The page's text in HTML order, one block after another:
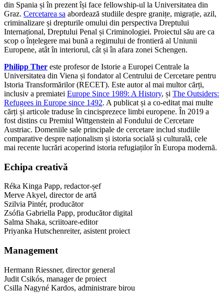
din Spania și în prezent își face fellowship-ul la Universitatea din
Graz. Cercetarea sa abordează studiile despre granițe, migrație, azil,
criminalizare și drepturile omului din perspectiva Dreptului
Internațional, Dreptului Penal și Criminologiei. Proiectul său are ca
scop o înțelegere mai bună a regimului de frontieră al Uniunii
Europene, atât în interiorul, cât și în afara zonei Schengen.
Philipp Ther este profesor de Istorie a Europei Centrale la
Universitatea din Viena și fondator al Centrului de Cercetare pentru
Istoria Transformărilor (RECET). Este autor al mai multor cărți,
inclusiv a premiatei Europe Since 1989: A History, și The Outsiders:
Refugees in Europe since 1492. A publicat și a co-editat mai multe
cărți și articole traduse în cincisprezece limbi europene. În 2019 a
fost distins cu Premiul Wittgenstein al Fondului de Cercetare
Austriac. Domeniile sale principale de cercetare includ studiile
comparative despre naționalism și istoria socială și culturală, cele
mai recente lucrări acoperind istoria refugiaților în Europa modernă.
Echipa creativă
Réka Kinga Papp, redactor-șef
Merve Akyel, director de artă
Szilvia Pintér, producător
Zsófia Gabriella Papp, producător digital
Salma Shaka, scriitoare-editor
Priyanka Hutschenreiter, asistent proiect
Management
Hermann Riessner, director general
Judit Csikós, manager de proiect
Csilla Nagyné Kardos, administrare birou